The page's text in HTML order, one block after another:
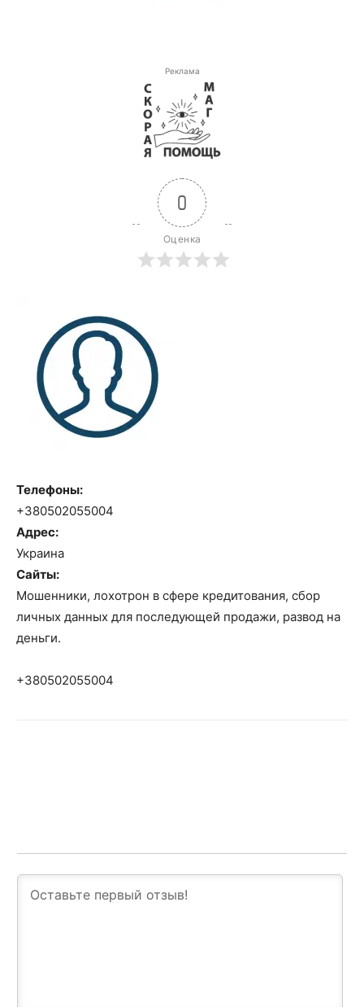
Реклама
0
Оценка
Телефоны:
+380502055004
Адрес:
Украина
Сайты:
Мошенники, лохотрон в сфере кредитования, сбор
личных данных для последующей продажи, развод на
деньги.
+380502055004